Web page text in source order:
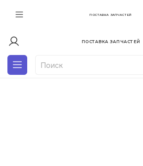
ПОСТАВКА ЗАПЧАСТЕЙ
ПОСТАВКА ЗАПЧАСТЕЙ